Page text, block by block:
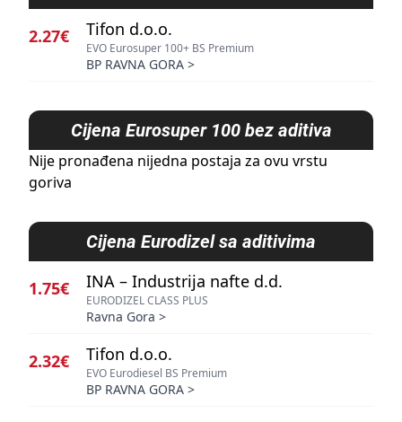
2.27€ Tifon d.o.o.
EVO Eurosuper 100+ BS Premium
BP RAVNA GORA >
Cijena Eurosuper 100 bez aditiva
Nije pronađena nijedna postaja za ovu vrstu
goriva
Cijena Eurodizel sa aditivima
1.75€ INA – Industrija nafte d.d.
EURODIZEL CLASS PLUS
Ravna Gora >
2.32€ Tifon d.o.o.
EVO Eurodiesel BS Premium
BP RAVNA GORA >